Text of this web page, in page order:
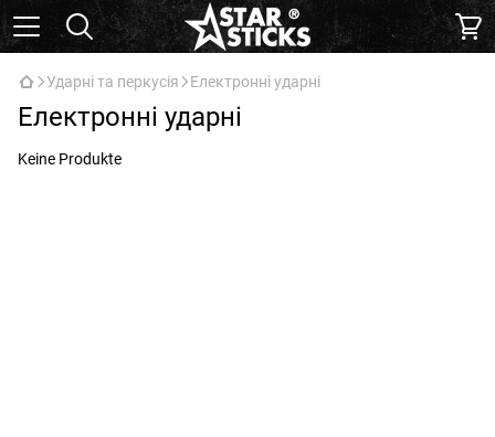
Ударні та перкусія Електронні ударні
Електронні ударні
Keine Produkte